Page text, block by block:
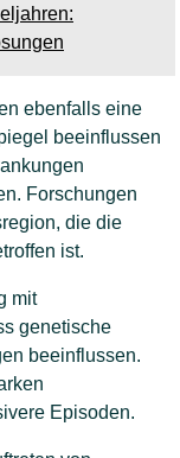
ebenfalls eine
beeinflussen
Forschungen
die die
ist.
mit
genetische
beeinflussen.
Episoden.